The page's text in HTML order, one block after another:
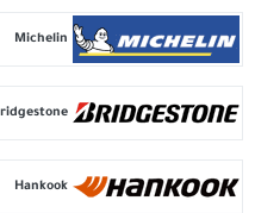
Michelin
Bridgestone
Hankook